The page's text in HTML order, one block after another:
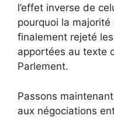
l’effet inverse de
pourquoi la
finalement rejeté
apportées au texte
Parlement.
Passons
aux négociations